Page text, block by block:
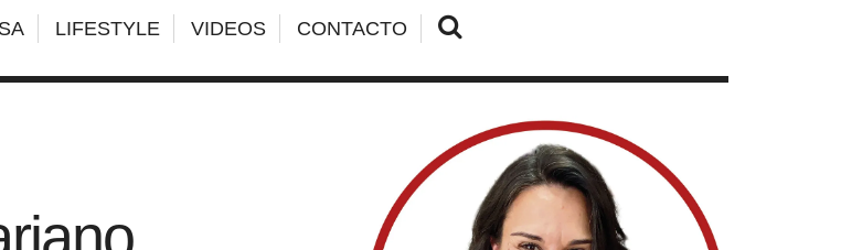
LIFESTYLE VIDEOS CONTACTO